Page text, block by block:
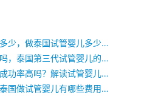
三种试管婴儿的医疗费用是多少，做泰国试管婴儿多少钱，泰国试管婴儿术前检查费用
双侧输卵管切除可以做试管吗，泰国第三代试管婴儿的费用，做泰国试管婴儿多少钱
夫妻染色体异常做试管婴儿成功率高吗？解读试管婴儿的成功与费用之谜
做泰国试管婴儿多少钱，去泰国做试管婴儿有哪些费用，泰国试管婴儿可以包成功吗